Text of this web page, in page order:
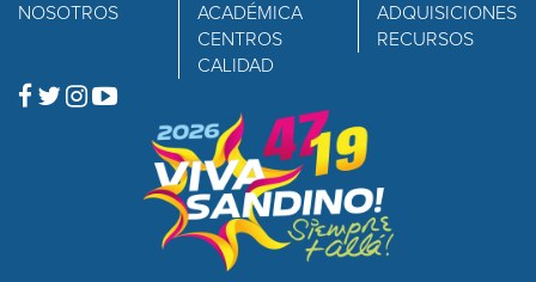
NOSOTROS
ACADÉMICA
CENTROS
CALIDAD
ADQUISICIONES
RECURSOS